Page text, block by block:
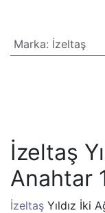
Marka: İzeltaş
İzeltaş
Anahtar
İzeltaş Yıldız İki